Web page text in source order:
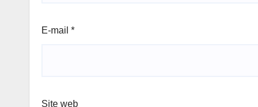
E-mail *
Site web